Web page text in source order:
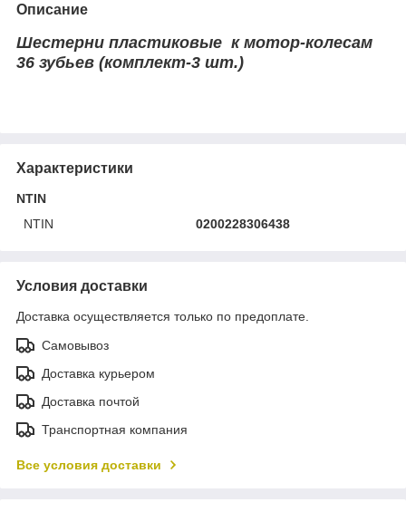
Описание
Шестерни пластиковые к мотор-колесам
36 зубьев (комплект-3 шт.)
Характеристики
NTIN
NTIN
0200228306438
Условия доставки
Доставка осуществляется только по предоплате.
Самовывоз
Доставка курьером
Доставка почтой
Транспортная компания
Все условия доставки